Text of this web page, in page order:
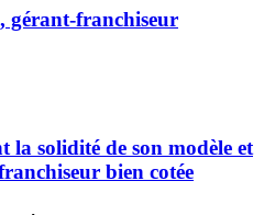
gérant-franchiseur
solidité de son modèle et
bien cotée